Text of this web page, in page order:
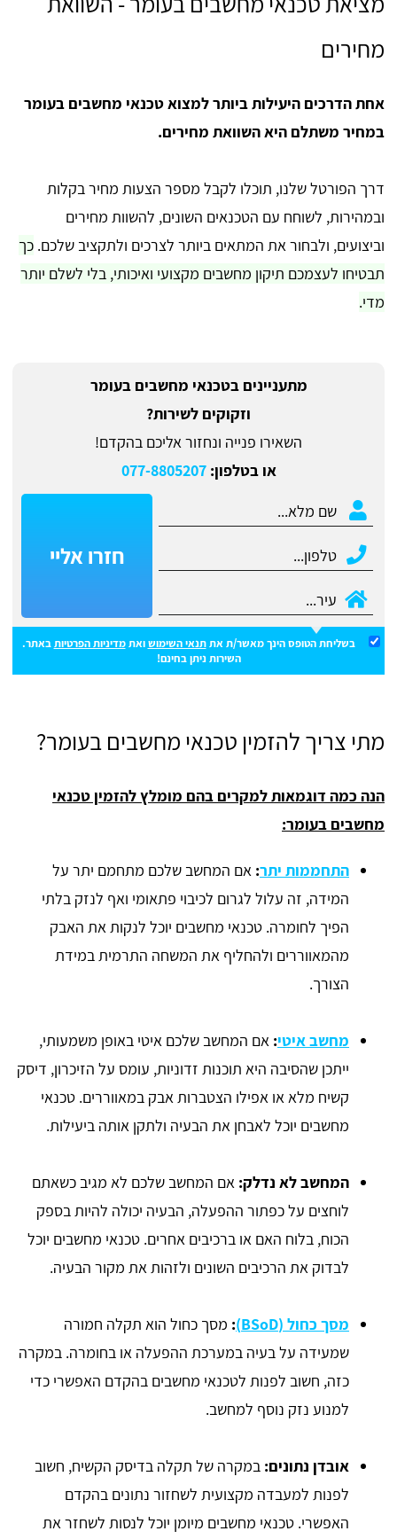
מחירים
אחת הדרכים היעילות ביותר למצוא טכנאי מחשבים בעומר
במחיר משתלם היא השוואת מחירים.
דרך הפורטל שלנו, תוכלו לקבל מספר הצעות מחיר בקלות
ובמהירות, לשוחח עם הטכנאים השונים, להשוות מחירים
וביצועים, ולבחור את המתאים ביותר לצרכים ולתקציב שלכם. כך
תבטיחו לעצמכם תיקון מחשבים מקצועי ואיכותי, בלי לשלם יותר
מדי.
מתעניינים בטכנאי מחשבים בעומר
וזקוקים לשירות?
השאירו פנייה ונחזור אליכם בהקדם!
או בטלפון:077-8805207
חזרו אליי
בשליחת הטופס הינך מאשר/ת אתתנאי השימושואתמדיניות הפרטיותבאתר.
השירות ניתן בחינם!
מתי צריך להזמין טכנאי מחשבים בעומר?
הנה כמה דוגמאות למקרים בהם מומלץ להזמין טכנאי
מחשבים בעומר:
התחממות יתר: אם המחשב שלכם מתחמם יתר על
המידה, זה עלול לגרום לכיבוי פתאומי ואף לנזק בלתי
הפיך לחומרה. טכנאי מחשבים יוכל לנקות את האבק
מהמאווררים ולהחליף את המשחה התרמית במידת
הצורך.
מחשב איטי: אם המחשב שלכם איטי באופן משמעותי,
ייתכן שהסיבה היא תוכנות זדוניות, עומס על הזיכרון, דיסק
קשיח מלא או אפילו הצטברות אבק במאווררים. טכנאי
מחשבים יוכל לאבחן את הבעיה ולתקן אותה ביעילות.
המחשב לא נדלק: אם המחשב שלכם לא מגיב כשאתם
לוחצים על כפתור ההפעלה, הבעיה יכולה להיות בספק
הכוח, בלוח האם או ברכיבים אחרים. טכנאי מחשבים יוכל
לבדוק את הרכיבים השונים ולזהות את מקור הבעיה.
מסך כחול (BSoD) : מסך כחול הוא תקלה חמורה
שמעידה על בעיה במערכת ההפעלה או בחומרה. במקרה
כזה, חשוב לפנות לטכנאי מחשבים בהקדם האפשרי כדי
למנוע נזק נוסף למחשב.
אובדן נתונים: במקרה של תקלה בדיסק הקשיח, חשוב
לפנות למעבדה מקצועית לשחזור נתונים בהקדם
האפשרי. טכנאי מחשבים מיומן יוכל לנסות לשחזר את